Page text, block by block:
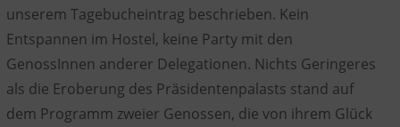
unserem Tagebucheintrag beschrieben. Kein
Entspannen im Hostel, keine Party mit den
GenossInnen anderer Delegationen. Nichts Geringeres
als die Eroberung des Präsidentenpalasts stand auf
dem Programm zweier Genossen, die von ihrem Glück